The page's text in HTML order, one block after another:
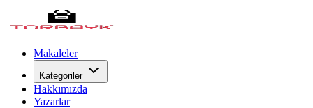
Makaleler
Kategoriler
Hakkımızda
Yazarlar